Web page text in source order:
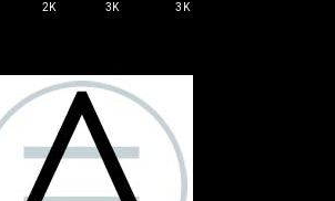
2K
3K
3K